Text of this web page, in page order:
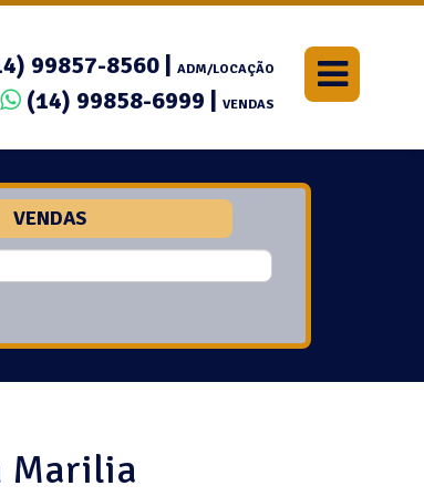
99857-8560 | ADM/LOCAÇÃO
(14) 99858-6999 | VENDAS
VENDAS
Marilia